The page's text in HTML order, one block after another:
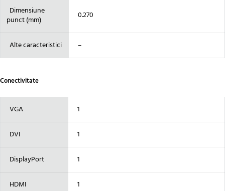
Dimensiune
punct (mm)
0.270
Alte caracteristici –
Conectivitate
VGA 1
DVI 1
DisplayPort 1
HDMI 1